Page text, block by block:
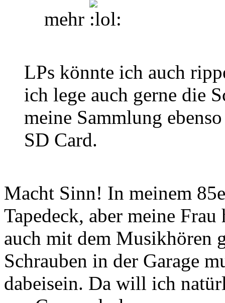
mehr
LPs könnte ich auch
ich lege auch gerne die
meine Sammlung
SD Card.
Macht Sinn! In meinem
Tapedeck, aber meine
auch mit dem Musikhören
Schrauben in der Garage
dabeisein. Da will ich